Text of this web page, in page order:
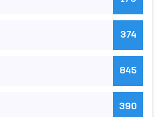
374
845
390